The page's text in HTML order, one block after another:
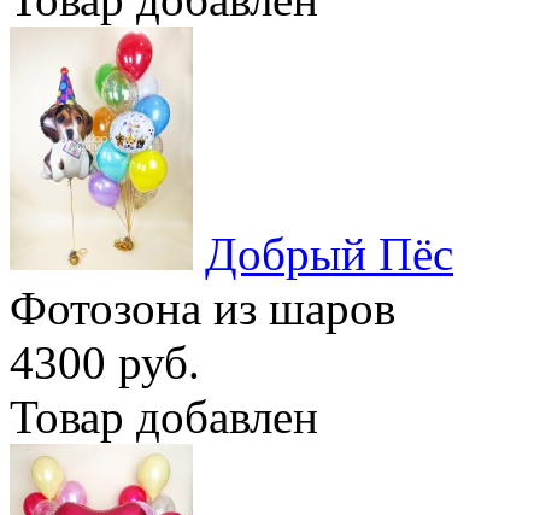
Добрый Пёс
Фотозона из шаров
4300 руб.
Товар добавлен